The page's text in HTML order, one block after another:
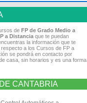
de FP de Grado Medio a
a Distancia que te puedan
la información que te
a los Cursos de FP a
se pondrá en contacto por
casa, sin horarios y es una forma
CANTABRIA